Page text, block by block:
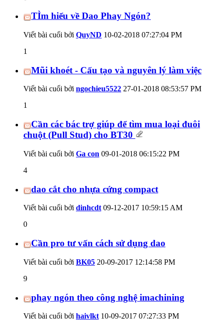
TÌm hiểu về Dao Phay Ngón?
Viết bài cuối bởi QuyND 10-02-2018 07:27:04 PM
1
Mũi khoét - Cấu tạo và nguyên lý làm việc
Viết bài cuối bởi ngochieu5522 27-01-2018 08:53:57 PM
1
Cần các bác trợ giúp để tìm mua loại đuôi
chuột (Pull Stud) cho BT30
Viết bài cuối bởi Ga con 09-01-2018 06:15:22 PM
4
dao cắt cho nhựa cứng compact
Viết bài cuối bởi dinhcdt 09-12-2017 10:59:15 AM
0
Cần pro tư vấn cách sử dụng dao
Viết bài cuối bởi BK05 20-09-2017 12:14:58 PM
9
phay ngón theo công nghệ imachining
Viết bài cuối bởi haivlkt 10-09-2017 07:27:33 PM